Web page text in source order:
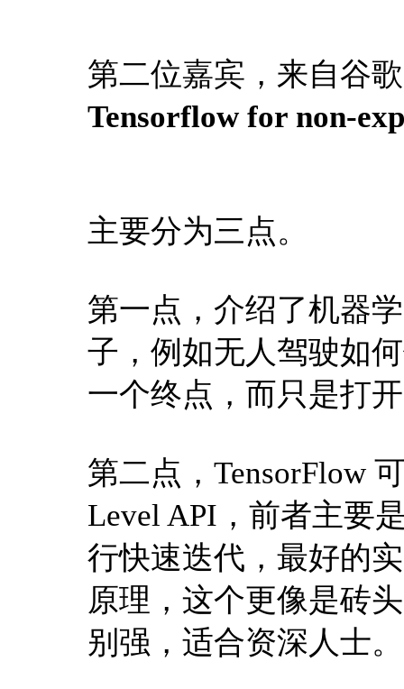
第二位嘉宾，来自谷
Tensorflow for non-
主要分为三点。
第一点，介绍了机器
子，例如无人驾驶如
一个终点，而只是打
第二点，TensorFlow
Level API，前者主要
行快速迭代，最好的
原理，这个更像是砖
别强，适合资深人士。